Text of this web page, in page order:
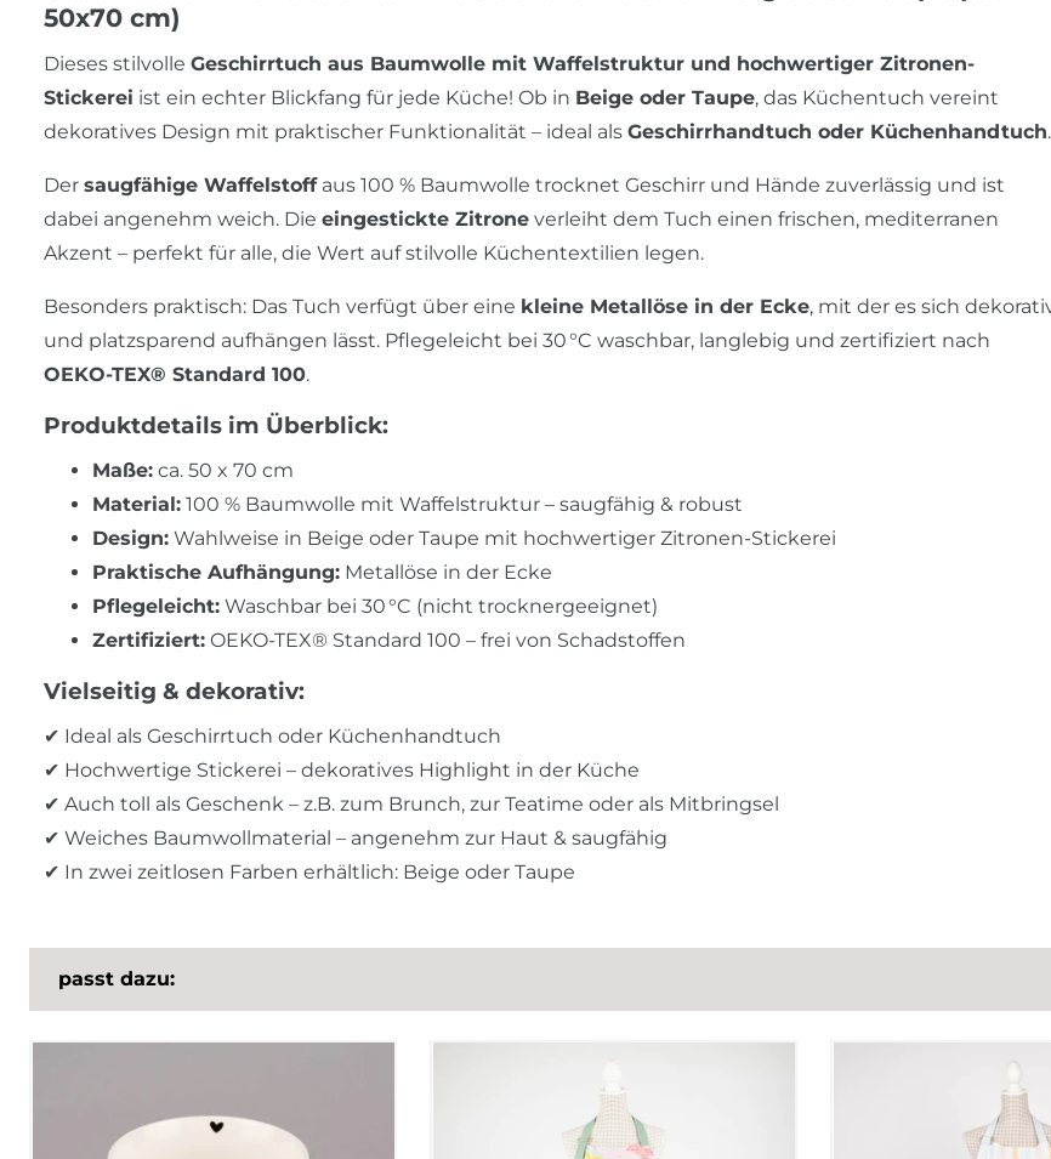
50x70 cm)
Dieses stilvolle Geschirrtuch aus Baumwolle mit Waffelstruktur und hochwertiger Zitronen-
Stickerei ist ein echter Blickfang für jede Küche! Ob in Beige oder Taupe, das Küchentuch vereint
dekoratives Design mit praktischer Funktionalität – ideal als Geschirrhandtuch oder Küchenhandtuch.
Der saugfähige Waffelstoffaus 100 % Baumwolle trocknet Geschirr und Hände zuverlässig und ist
dabei angenehm weich. Die eingestickte Zitrone verleiht dem Tuch einen frischen, mediterranen
Akzent – perfekt für alle, die Wert auf stilvolle Küchentextilien legen.
Besonders praktisch: Das Tuch verfügt über eine kleine Metallöse in der Ecke, mit der es sich
und platzsparend aufhängen lässt. Pflegeleicht bei 30 °C waschbar, langlebig und zertifiziert nach
OEKO-TEX® Standard 100.
Produktdetails im Überblick:
Maße: ca. 50 x 70 cm
Material: 100 % Baumwolle mit Waffelstruktur – saugfähig & robust
Design: Wahlweise in Beige oder Taupe mit hochwertiger Zitronen-Stickerei
Praktische Aufhängung: Metallöse in der Ecke
Pflegeleicht: Waschbar bei 30 °C (nicht trocknergeeignet)
Zertifiziert: OEKO-TEX® Standard 100 – frei von Schadstoffen
Vielseitig & dekorativ:
✔ Ideal als Geschirrtuch oder Küchenhandtuch
✔ Hochwertige Stickerei – dekoratives Highlight in der Küche
✔ Auch toll als Geschenk – z.B. zum Brunch, zur Teatime oder als Mitbringsel
✔ Weiches Baumwollmaterial – angenehm zur Haut & saugfähig
✔ In zwei zeitlosen Farben erhältlich: Beige oder Taupe
passt dazu: